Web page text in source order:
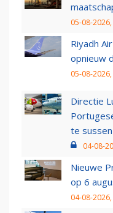
05-08-
Riyadh
opnieuw
05-08-
Directie
te sussen
04-08-
Nieuwe
op 6
04-08-